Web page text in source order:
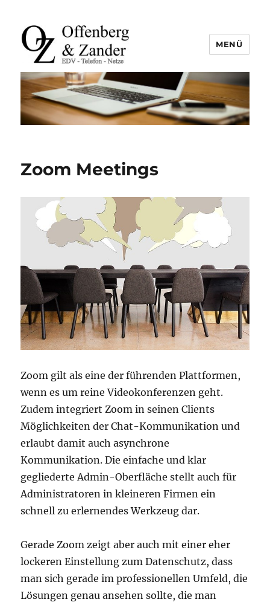
offenberg & zander gbr |
leutefeldstraße 25 | 47800 krefeld
| tel. +49 2151 45 45 840 | info@oz-
it.de
MENÜ
Zoom Meetings
Zoom gilt als eine der führenden Plattformen,
wenn es um reine Videokonferenzen geht.
Zudem integriert Zoom in seinen Clients
Möglichkeiten der Chat-Kommunikation und
erlaubt damit auch asynchrone
Kommunikation. Die einfache und klar
gegliederte Admin-Oberfläche stellt auch für
Administratoren in kleineren Firmen ein
schnell zu erlernendes Werkzeug dar.
Gerade Zoom zeigt aber auch mit einer eher
lockeren Einstellung zum Datenschutz, dass
man sich gerade im professionellen Umfeld, die
Lösungen genau ansehen sollte, die man